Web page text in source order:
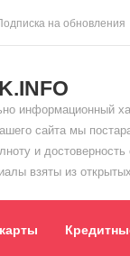
на обновления
информационный
сайта мы
и
взяты из